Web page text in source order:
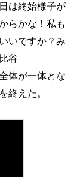
は終始様子が
らかな！私も
いですか？み
谷
体が一体とな
終えた。